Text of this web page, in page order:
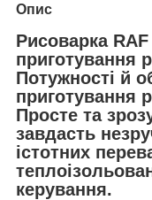
Опис
Рисоварка
приготування
Потужності й
приготування
Просте та
завдасть
істотних
керування.